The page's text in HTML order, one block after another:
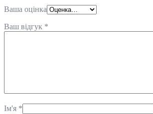
Ваша оцінка
Ваш відгук *
Ім'я *